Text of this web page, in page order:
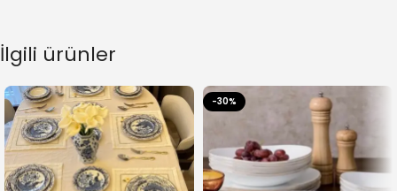
İlgili ürünler
-30%